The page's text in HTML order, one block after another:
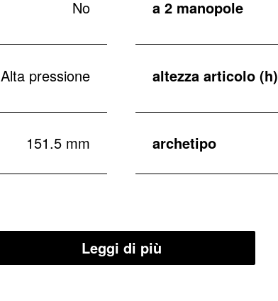
No a 2 manopole
Alta pressione altezza articolo (h)
151.5 mm archetipo
Leggi di più